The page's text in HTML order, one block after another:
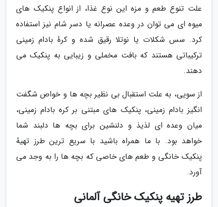
علت تنوع طعم و مزه این نوع غذا، از انواع پنکیک های
میوه ای می توان در وعده عصرانه یا دسر شام نیز استفاده
کرد. سس شکلات یا نوتلا رقیق شده و کرهٔ بادام زمینی
ترکیباتی هستند که بافت مخملی و زیبایی به پنکیک می
دهند.
از سویی، به علت استقبال بی نظیر بچه ها و خواص شگفت
انگیز بادام زمینی، پنکیک های مبتنی بر کره بادام زمینی،
میان وعده ای لذیذ و دلنشین برای بچه ها دلبند شما
خواهد بود. با ما همراه باشید با سریع ترین طرز تهیهٔ
پنکیک خانگی و طعم های خاصی که بچه ها را به وجد می
آورد.
طرز تهیه پنکیک خانگی آلمانی